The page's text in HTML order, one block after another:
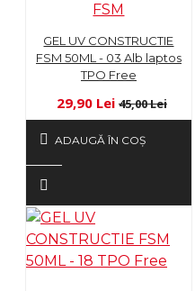
FSM
GEL UV CONSTRUCTIE
FSM 50ML - 03 Alb laptos
TPO Free
29,90 Lei 45,00 Lei
ADAUGĂ ÎN COŞ